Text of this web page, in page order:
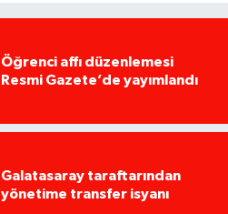
Öğrenci affı düzenlemesi
Resmi Gazete’de yayımlandı
Galatasaray taraftarından
yönetime transfer isyanı